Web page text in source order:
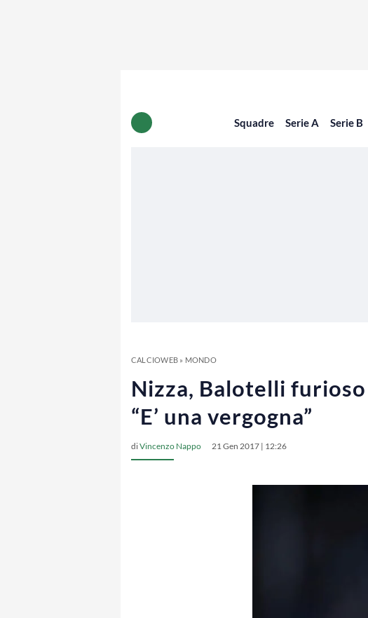
Squadre Serie A Serie B
CALCIOWEB» MONDO
Nizza, Balotelli
“E’ una vergogna”
diVincenzo Nappo 21 Gen 2017 | 12:26